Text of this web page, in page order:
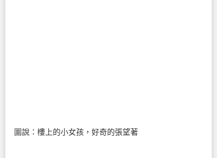
圖說：樓上的小女孩，好奇的張望著